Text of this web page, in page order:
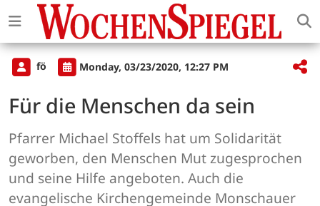
fö Monday, 03/23/2020, 12:27 PM
Für die Menschen da sein
Pfarrer Michael Stoffels hat um Solidarität
geworben, den Menschen Mut zugesprochen
und seine Hilfe angeboten. Auch die
evangelische Kirchengemeinde Monschauer